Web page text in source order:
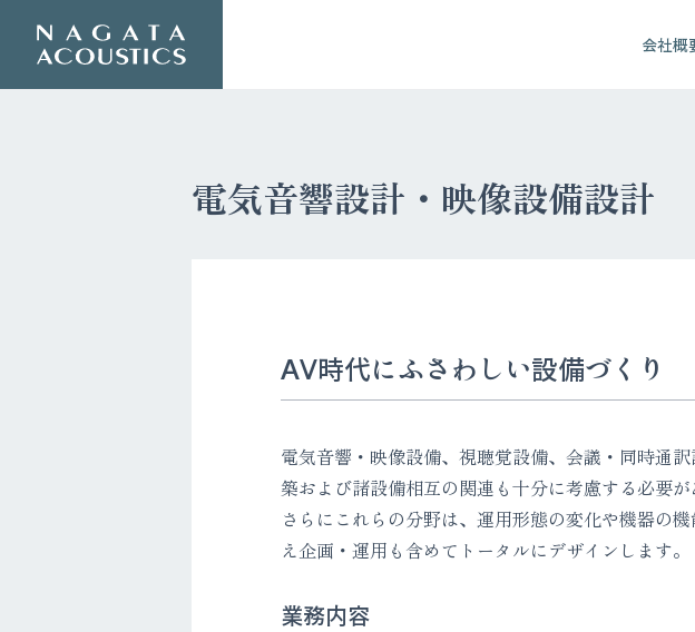
会社概
電気音響設計・映像設備設計
AV時代にふさわしい設備づくり
電気音響・映像設備、視聴覚設備、会議・同時通
築および諸設備相互の関連も十分に考慮する必要が
さらにこれらの分野は、運用形態の変化や機器の
え企画・運用も含めてトータルにデザインします。
業務内容